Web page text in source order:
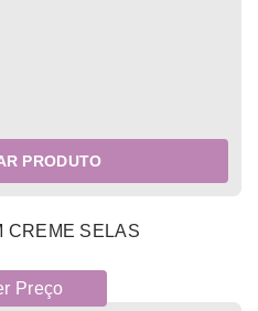
PRODUTO
CREME SELAS
Preço